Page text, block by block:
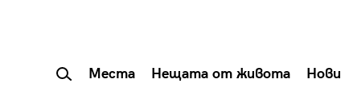
Места Нещата от живота Нови